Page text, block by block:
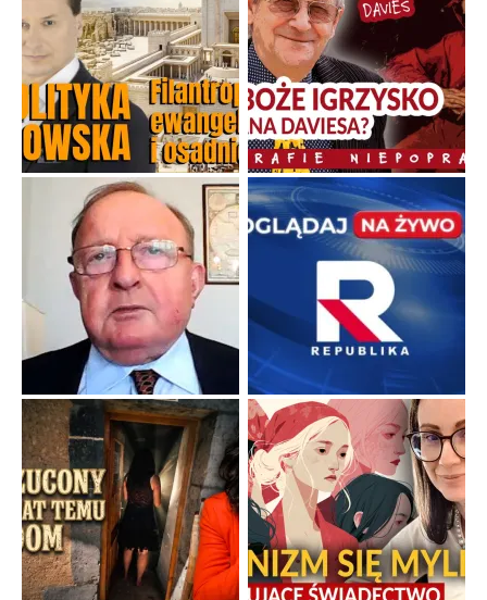
Duchowa apteczka bez teologicznych podróbek
Instrukcja obsługi łaski z ominięciem duchowych skrótów.
Popularne